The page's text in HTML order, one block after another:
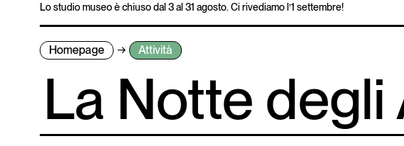
Lo studio museo è chiuso dal 3 al 31 agosto. Ci rivediamo l’1 settembre!
Homepage Attività
La Notte